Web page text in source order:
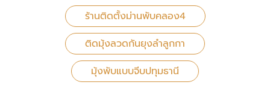
ร้านติดตั้งม่านพับคลอง4
ติดมุ้งลวดกันยุงลำลูกกา
มุ้งพับแบบจีบปทุมธานี